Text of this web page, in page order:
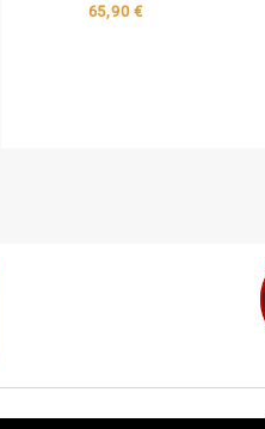
65,90€